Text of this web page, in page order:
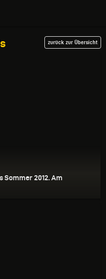
zurück zur Übersicht
Sommer 2012. Am